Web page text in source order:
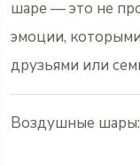
шаре — это не
эмоции,
друзьями или
Воздушные шары: